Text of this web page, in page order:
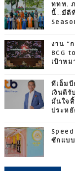
ททท.
นี้…มีดี
งาน “
BCG
เป้าห
ทีเอ็ม
เงินดี
มั่นใจ
ประห
ซักแบ